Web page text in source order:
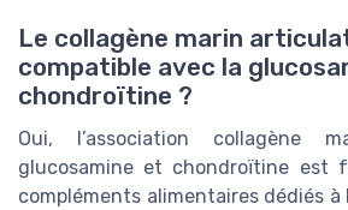
Le collagène marin
compatible avec la
chondroïtine ?
Oui, l’association collagène
glucosamine et chondroïtine est
compléments alimentaires dédiés